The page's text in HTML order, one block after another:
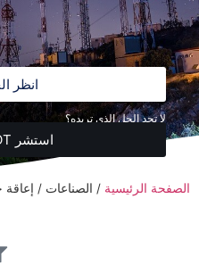
انظر
لا تجد الحل الذي تريده؟
استشر REDDOT
الصفحة الرئيسية / الصناعات / إعاقة